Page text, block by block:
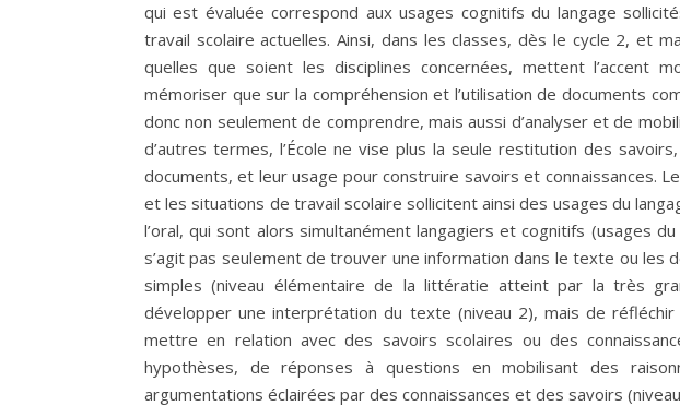
qui est évaluée correspond aux usages cognitifs du langage
travail scolaire actuelles. Ainsi, dans les classes, dès le cycle 2, et
quelles que soient les disciplines concernées, mettent l’accent
mémoriser que sur la compréhension et l’utilisation de documents
donc non seulement de comprendre, mais aussi d’analyser et de
d’autres termes, l’École ne vise plus la seule restitution des
documents, et leur usage pour construire savoirs et connaissances.
et les situations de travail scolaire sollicitent ainsi des usages du
l’oral, qui sont alors simultanément langagiers et cognitifs (usages
s’agit pas seulement de trouver une information dans le texte ou les
simples (niveau élémentaire de la littératie atteint par la très
développer une interprétation du texte (niveau 2), mais de
mettre en relation avec des savoirs scolaires ou des
hypothèses, de réponses à questions en mobilisant des
argumentations éclairées par des connaissances et des savoirs